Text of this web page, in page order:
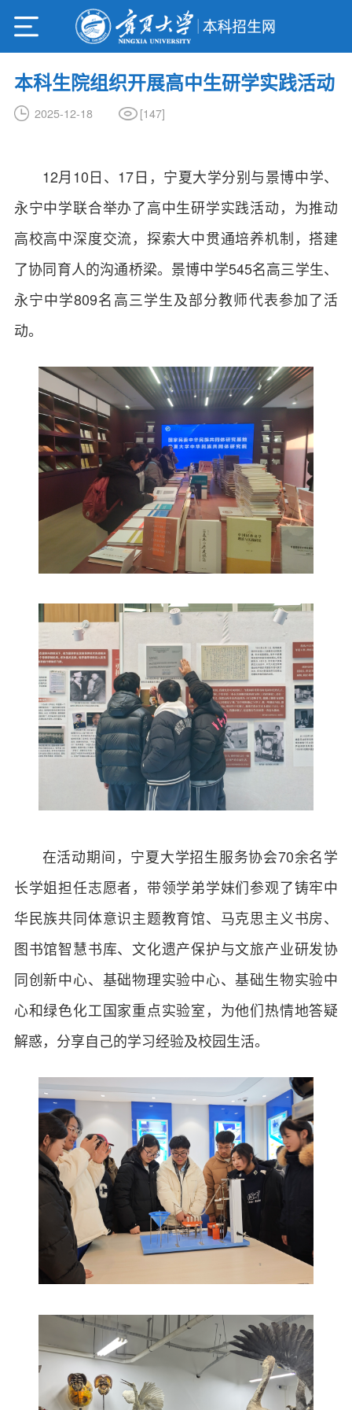
本科生院组织开展高中生研学实践活动
2025-12-18 [147]
12月10日、17日，宁夏大学分别与景博中学、
永宁中学联合举办了高中生研学实践活动，为推动
高校高中深度交流，探索大中贯通培养机制，搭建
了协同育人的沟通桥梁。景博中学545名高三学生、
永宁中学809名高三学生及部分教师代表参加了活
动。
在活动期间，宁夏大学招生服务协会70余名学
长学姐担任志愿者，带领学弟学妹们参观了铸牢中
华民族共同体意识主题教育馆、马克思主义书房、
图书馆智慧书库、文化遗产保护与文旅产业研发协
同创新中心、基础物理实验中心、基础生物实验中
心和绿色化工国家重点实验室，为他们热情地答疑
解惑，分享自己的学习经验及校园生活。